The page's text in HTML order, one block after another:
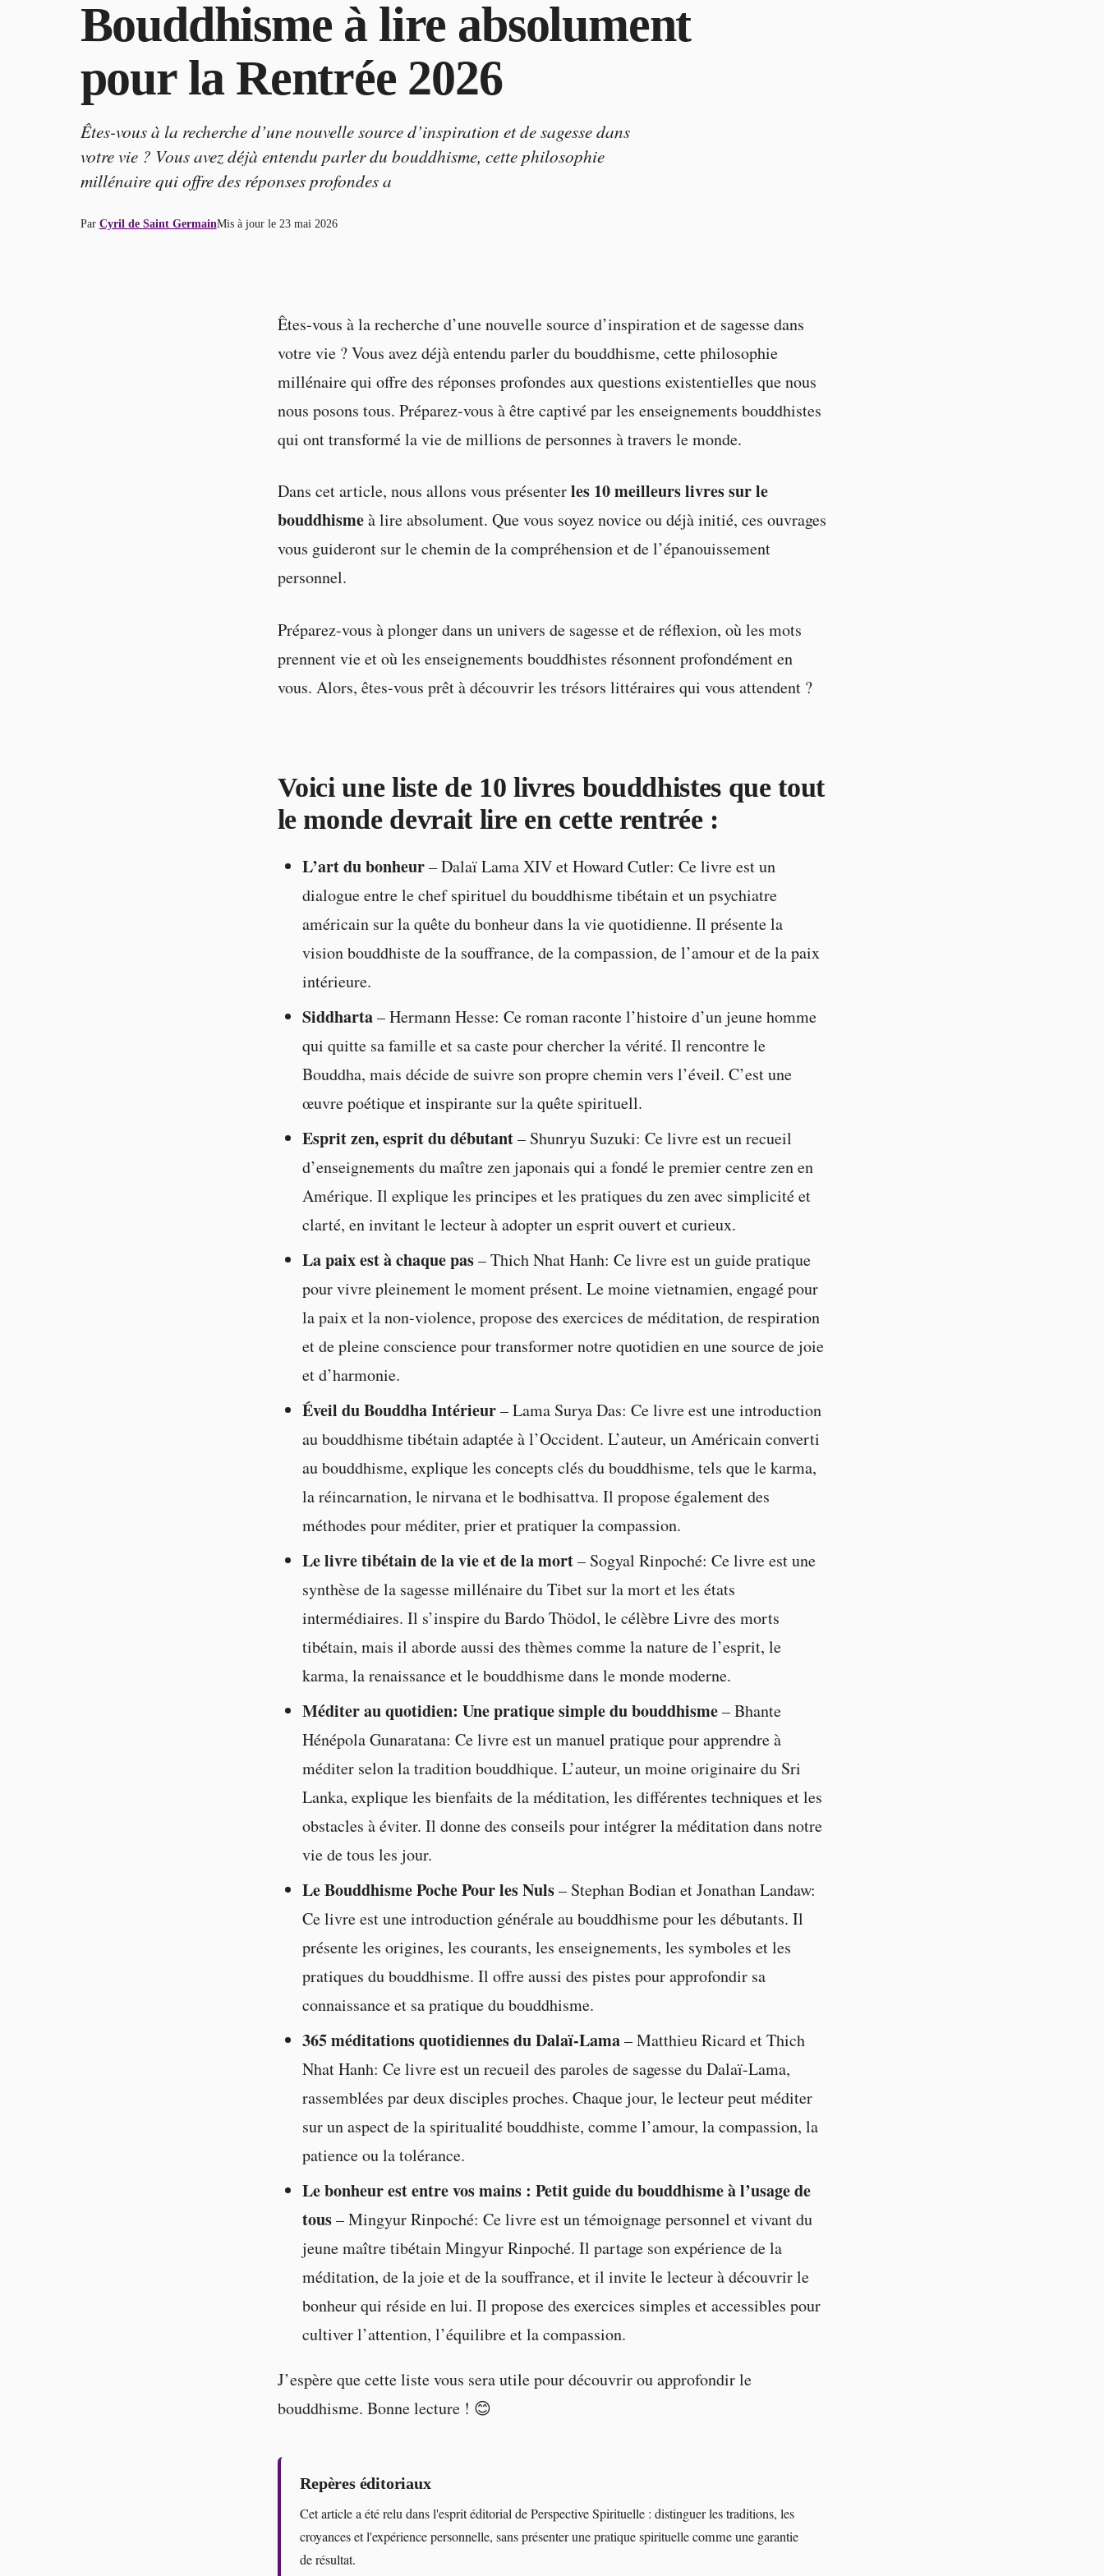
Bouddhisme à lire absolument
pour la Rentrée 2026
Êtes-vous à la recherche d’une nouvelle source d’inspiration et de sagesse dans
votre vie ? Vous avez déjà entendu parler du bouddhisme, cette philosophie
millénaire qui offre des réponses profondes a
Par Cyril de Saint GermainMis à jour le 23 mai 2026
Êtes-vous à la recherche d’une nouvelle source d’inspiration et de sagesse dans
votre vie ? Vous avez déjà entendu parler du bouddhisme, cette philosophie
millénaire qui offre des réponses profondes aux questions existentielles que nous
nous posons tous. Préparez-vous à être captivé par les enseignements bouddhistes
qui ont transformé la vie de millions de personnes à travers le monde.
Dans cet article, nous allons vous présenterles 10 meilleurs livres sur le
bouddhismeà lire absolument. Que vous soyez novice ou déjà initié, ces ouvrages
vous guideront sur le chemin de la compréhension et de l’épanouissement
personnel.
Préparez-vous à plonger dans un univers de sagesse et de réflexion, où les mots
prennent vie et où les enseignements bouddhistes résonnent profondément en
vous. Alors, êtes-vous prêt à découvrir les trésors littéraires qui vous attendent ?
Voici une liste de 10 livres bouddhistes que tout
le monde devrait lire en cette rentrée :
L’art du bonheur– Dalaï Lama XIV et Howard Cutler: Ce livre est un
dialogue entre le chef spirituel du bouddhisme tibétain et un psychiatre
américain sur la quête du bonheur dans la vie quotidienne. Il présente la
vision bouddhiste de la souffrance, de la compassion, de l’amour et de la paix
intérieure.
Siddharta– Hermann Hesse: Ce roman raconte l’histoire d’un jeune homme
qui quitte sa famille et sa caste pour chercher la vérité. Il rencontre le
Bouddha, mais décide de suivre son propre chemin vers l’éveil. C’est une
œuvre poétique et inspirante sur la quête spirituell.
Esprit zen, esprit du débutant– Shunryu Suzuki: Ce livre est un recueil
d’enseignements du maître zen japonais qui a fondé le premier centre zen en
Amérique. Il explique les principes et les pratiques du zen avec simplicité et
clarté, en invitant le lecteur à adopter un esprit ouvert et curieux.
La paix est à chaque pas– Thich Nhat Hanh: Ce livre est un guide pratique
pour vivre pleinement le moment présent. Le moine vietnamien, engagé pour
la paix et la non-violence, propose des exercices de méditation, de respiration
et de pleine conscience pour transformer notre quotidien en une source de joie
et d’harmonie.
Éveil du Bouddha Intérieur– Lama Surya Das: Ce livre est une introduction
au bouddhisme tibétain adaptée à l’Occident. L’auteur, un Américain converti
au bouddhisme, explique les concepts clés du bouddhisme, tels que le karma,
la réincarnation, le nirvana et le bodhisattva. Il propose également des
méthodes pour méditer, prier et pratiquer la compassion.
Le livre tibétain de la vie et de la mort– Sogyal Rinpoché: Ce livre est une
synthèse de la sagesse millénaire du Tibet sur la mort et les états
intermédiaires. Il s’inspire du Bardo Thödol, le célèbre Livre des morts
tibétain, mais il aborde aussi des thèmes comme la nature de l’esprit, le
karma, la renaissance et le bouddhisme dans le monde moderne.
Méditer au quotidien: Une pratique simple du bouddhisme– Bhante
Hénépola Gunaratana: Ce livre est un manuel pratique pour apprendre à
méditer selon la tradition bouddhique. L’auteur, un moine originaire du Sri
Lanka, explique les bienfaits de la méditation, les différentes techniques et les
obstacles à éviter. Il donne des conseils pour intégrer la méditation dans notre
vie de tous les jour.
Le Bouddhisme Poche Pour les Nuls– Stephan Bodian et Jonathan Landaw:
Ce livre est une introduction générale au bouddhisme pour les débutants. Il
présente les origines, les courants, les enseignements, les symboles et les
pratiques du bouddhisme. Il offre aussi des pistes pour approfondir sa
connaissance et sa pratique du bouddhisme.
365 méditations quotidiennes du Dalaï-Lama– Matthieu Ricard et Thich
Nhat Hanh: Ce livre est un recueil des paroles de sagesse du Dalaï-Lama,
rassemblées par deux disciples proches. Chaque jour, le lecteur peut méditer
sur un aspect de la spiritualité bouddhiste, comme l’amour, la compassion, la
patience ou la tolérance.
Le bonheur est entre vos mains : Petit guide du bouddhisme à l’usage de
tous– Mingyur Rinpoché: Ce livre est un témoignage personnel et vivant du
jeune maître tibétain Mingyur Rinpoché. Il partage son expérience de la
méditation, de la joie et de la souffrance, et il invite le lecteur à découvrir le
bonheur qui réside en lui. Il propose des exercices simples et accessibles pour
cultiver l’attention, l’équilibre et la compassion.
J’espère que cette liste vous sera utile pour découvrir ou approfondir le
bouddhisme. Bonne lecture ! 😊
Repères éditoriaux
Cet article a été relu dans l'esprit éditorial de Perspective Spirituelle : distinguer les traditions, les
croyances et l'expérience personnelle, sans présenter une pratique spirituelle comme une garantie
de résultat.